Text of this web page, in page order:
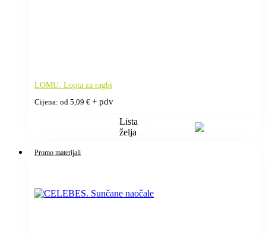
LOMU. Lopta za ragbi
Cijena: od 5,09 € + pdv
Lista
želja
Promo materijali